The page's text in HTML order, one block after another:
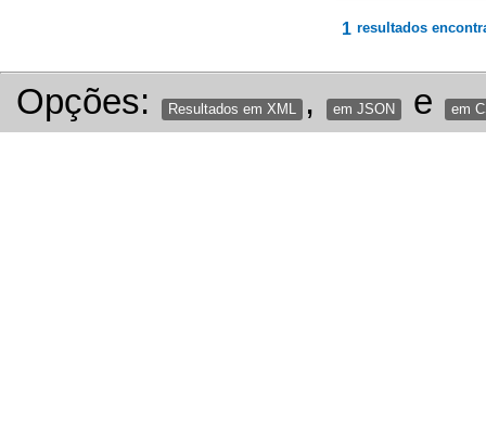
1 resultados
Opções: Resultados em XML , em JSON e em